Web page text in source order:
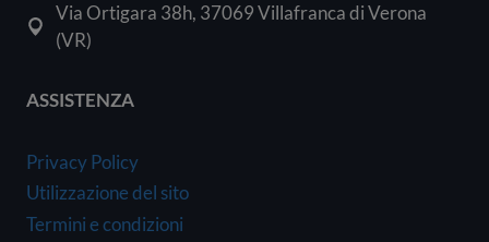
Via Ortigara 38h, 37069 Villafranca di Verona
(VR)
ASSISTENZA
Privacy Policy
Utilizzazione del sito
Termini e condizioni